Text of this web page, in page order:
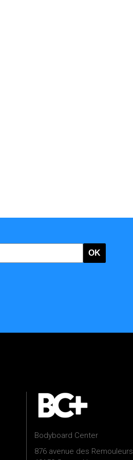
OK
Bodyboard Center
876 avenue des Remouleurs